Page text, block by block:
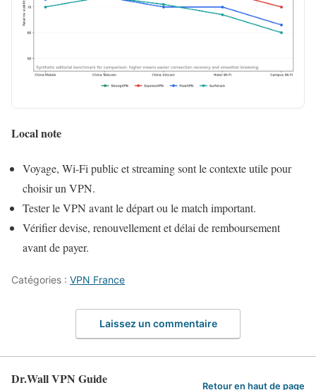
Local note
Voyage, Wi-Fi public et streaming sont le contexte utile pour
choisir un VPN.
Tester le VPN avant le départ ou le match important.
Vérifier devise, renouvellement et délai de remboursement
avant de payer.
Catégories : VPN France
Laissez un commentaire
Dr.Wall VPN Guide Retour en haut de page